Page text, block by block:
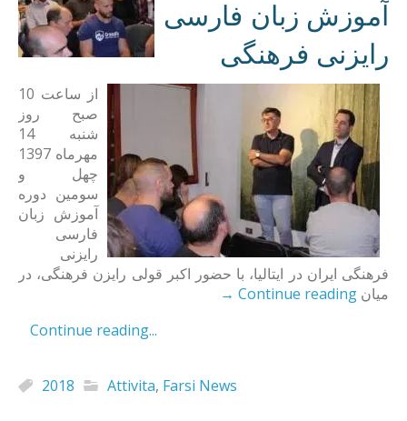
آموزش زبان فارسی
رایزنی فرهنگی
از ساعت 10
صبح روز
شنبه 14
مهرماه 1397
چهل و
سومین دوره
آموزش زبان
فارسی
رایزنی
فرهنگی ایران در ایتالیا، با حضور اکبر قولی رایزن فرهنگی، در
میان Continue reading
→
Continue reading...
2018 Attivita, Farsi News